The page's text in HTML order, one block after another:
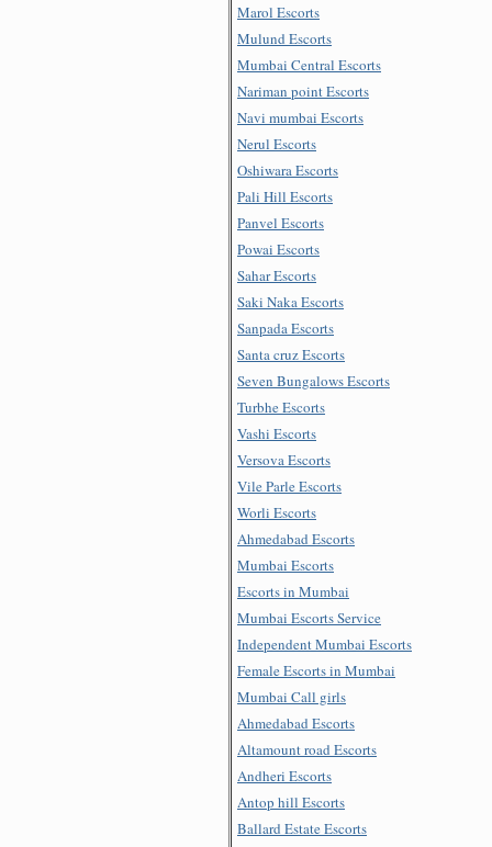
Marol Escorts
Mulund Escorts
Mumbai Central Escorts
Nariman point Escorts
Navi mumbai Escorts
Nerul Escorts
Oshiwara Escorts
Pali Hill Escorts
Panvel Escorts
Powai Escorts
Sahar Escorts
Saki Naka Escorts
Sanpada Escorts
Santa cruz Escorts
Seven Bungalows Escorts
Turbhe Escorts
Vashi Escorts
Versova Escorts
Vile Parle Escorts
Worli Escorts
Ahmedabad Escorts
Mumbai Escorts
Escorts in Mumbai
Mumbai Escorts Service
Independent Mumbai Escorts
Female Escorts in Mumbai
Mumbai Call girls
Ahmedabad Escorts
Altamount road Escorts
Andheri Escorts
Antop hill Escorts
Ballard Estate Escorts